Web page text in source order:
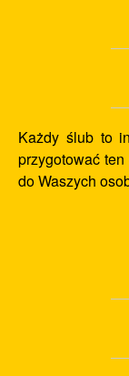
Każdy ślub to
przygotować
do Waszych